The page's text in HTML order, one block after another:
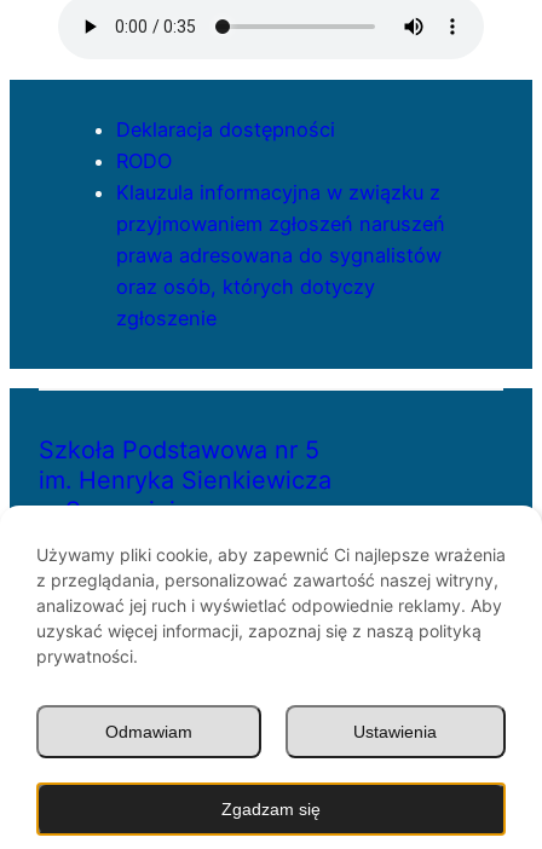
Deklaracja dostępności
RODO
Klauzula informacyjna w związku z
przyjmowaniem zgłoszeń naruszeń
prawa adresowana do sygnalistów
oraz osób, których dotyczy
zgłoszenie
Szkoła Podstawowa nr 5
im. Henryka Sienkiewicza
w Szczecinie
ul. Bł. Królowej Jadwigi 29
70-262 Szczecin
telefon: 91-433-30-07
e-mail: sp5@miasto.szczecin.pl
Używamy pliki cookie, aby zapewnić Ci najlepsze wrażenia
z przeglądania, personalizować zawartość naszej witryny,
analizować jej ruch i wyświetlać odpowiednie reklamy. Aby
uzyskać więcej informacji, zapoznaj się z naszą polityką
prywatności.
Zgadzam się
Ustawienia
Odmawiam